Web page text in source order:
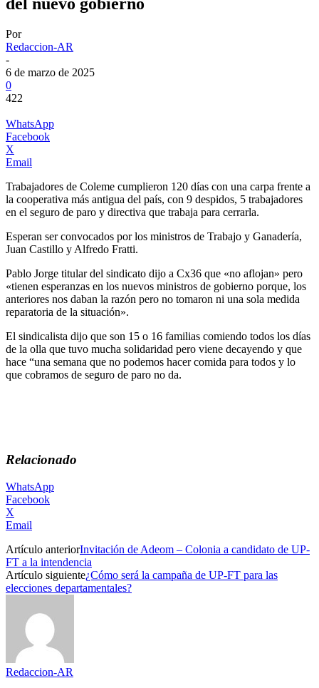
Por
Redaccion-AR
-
6 de marzo de 2025
0
422
WhatsApp
Facebook
X
Email
Trabajadores de Coleme cumplieron 120 días con una carpa frente a
la cooperativa más antigua del país, con 9 despidos, 5 trabajadores
en el seguro de paro y directiva que trabaja para cerrarla.
Esperan ser convocados por los ministros de Trabajo y Ganadería,
Juan Castillo y Alfredo Fratti.
Pablo Jorge titular del sindicato dijo a Cx36 que «no aflojan» pero
«tienen esperanzas en los nuevos ministros de gobierno porque, los
anteriores nos daban la razón pero no tomaron ni una sola medida
reparatoria de la situación».
El sindicalista dijo que son 15 o 16 familias comiendo todos los días
de la olla que tuvo mucha solidaridad pero viene decayendo y que
hace “una semana que no podemos hacer comida para todos y lo
que cobramos de seguro de paro no da.
Relacionado
WhatsApp
Facebook
X
Email
Artículo anteriorInvitación de Adeom – Colonia a candidato de UP-
FT a la intendencia
Artículo siguiente¿Cómo será la campaña de UP-FT para las
elecciones departamentales?
Redaccion-AR